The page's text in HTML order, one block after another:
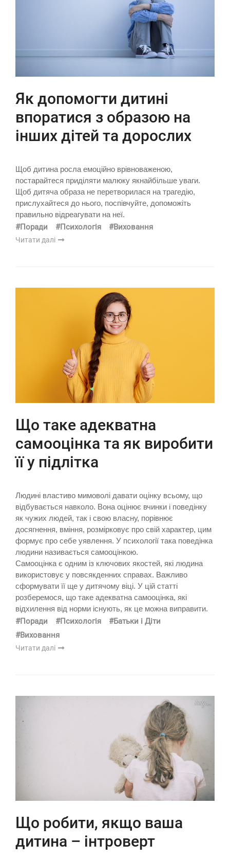
Як допомогти дитині
впоратися з образою на
інших дітей та дорослих
Щоб дитина росла емоційно врівноваженою,
постарайтеся приділяти малюку якнайбільше уваги.
Щоб дитяча образа не перетворилася на трагедію,
прислухайтеся до нього, поспівчуйте, допоможіть
правильно відреагувати на неї.
#Поради #Психологія #Виховання
Читати далі
Що таке адекватна
самооцінка та як виробити
її у підлітка
Людині властиво мимоволі давати оцінку всьому, що
відбувається навколо. Вона оцінює вчинки і поведінку
як чужих людей, так і свою власну, порівнює
досягнення, вміння, розмірковує про свій характер, цим
формує про себе уявлення. У психології така поведінка
людини називається самооцінкою.
Самооцінка є одним із ключових якостей, які людина
використовує у повсякденних справах. Важливо
сформувати її ще у дитячому віці. У цій статті
розберемося, що таке адекватна самооцінка, які
відхилення від норми існують, як це можна виправити.
#Поради #Психологія
#Батьки і Діти
#Виховання
Читати далі
Що робити, якщо ваша
дитина – інтроверт